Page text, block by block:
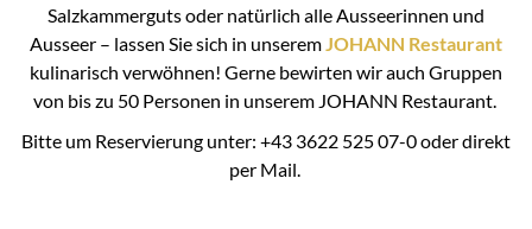
Salzkammerguts oder natürlich alle Ausseerinnen und
Ausseer – lassen Sie sich in unseremJOHANN Restaurant
kulinarisch verwöhnen! Gerne bewirten wir auch Gruppen
von bis zu 50 Personen in unserem JOHANN Restaurant.
Bitte um Reservierung unter: +43 3622 525 07-0 oder direkt
per Mail.